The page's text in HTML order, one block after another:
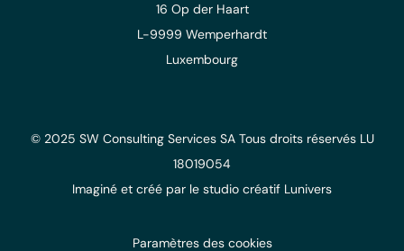
16 Op der Haart
L-9999 Wemperhardt
Luxembourg
© 2025 SW Consulting Services SA Tous droits réservésLU
18019054
Imaginé et créé par le studio créatif Lunivers
Paramètres des cookies